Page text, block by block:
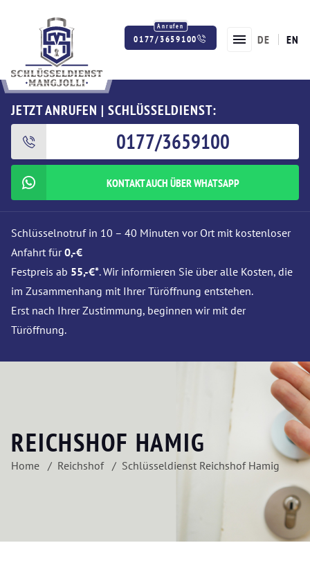
0177/3659100 DE EN
JETZT ANRUFEN | SCHLÜSSELDIENST:
0177/3659100
KONTAKT AUCH ÜBER WHATSAPP
Schlüsselnotruf in 10 – 40 Minuten vor Ort mit kostenloser
Anfahrt für0,-€
Festpreis ab 55,-€*. Wir informieren Sie über alle Kosten, die
im Zusammenhang mit Ihrer Türöffnung entstehen.
Erst nach Ihrer Zustimmung, beginnen wir mit der
Türöffnung.
REICHSHOF HAMIG
Home Reichshof Schlüsseldienst Reichshof Hamig